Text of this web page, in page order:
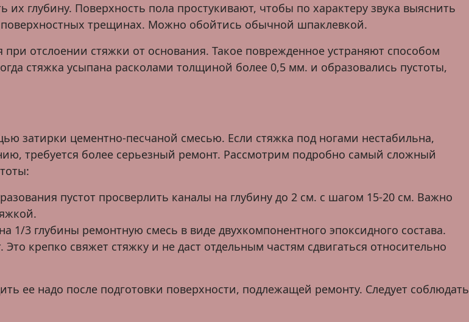
глубину. Поверхность пола простукивают, чтобы по характеру звука выяснить
трещинах. Можно обойтись обычной шпаклевкой.
отслоении стяжки от основания. Такое поврежденное устраняют способом
стяжка усыпана расколами толщиной более 0,5 мм. и образовались пустоты,
цементно-песчаной смесью. Если стяжка под ногами нестабильна,
требуется более серьезный ремонт. Рассмотрим подробно самый сложный
пустот просверлить каналы на глубину до 2 см. с шагом 15-20 см. Важно
1/3 глубины ремонтную смесь в виде двухкомпонентного эпоксидного состава.
крепко свяжет стяжку и не даст отдельным частям сдвигаться относительно
ее надо после подготовки поверхности, подлежащей ремонту. Следует соблюдать